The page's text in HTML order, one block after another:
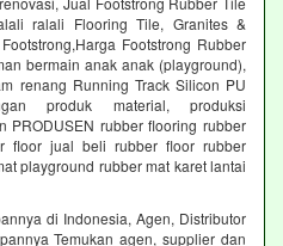
ralali Flooring Tile, Granites &
Footstrong Rubber
bermain anak anak (playground),
renang Running Track Silicon PU
produk material, produksi
PRODUSEN rubber flooring rubber
floor jual beli rubber floor rubber
playground rubber mat karet lantai
di Indonesia, Agen, Distributor
Temukan agen, supplier dan